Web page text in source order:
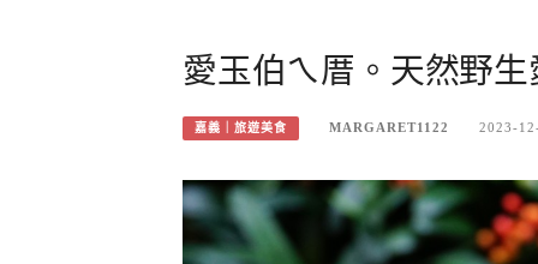
愛玉伯ㄟ厝。天然野
嘉義｜旅遊美食 MARGARET1122 2023-